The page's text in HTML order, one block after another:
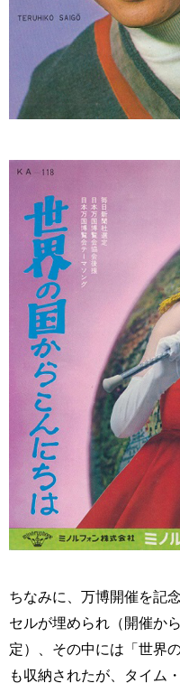
ちなみに、万博開催を記
セルが埋められ（開催か
定）、その中には「世界
も収納されたが、タイム